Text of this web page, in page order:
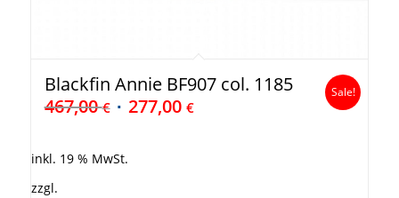
Blackfin Annie BF907 col. 1185
467,00€ 277,00 €
Sale!
inkl. 19 % MwSt.
zzgl.